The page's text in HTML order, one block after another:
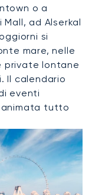
o a
ad Alserkal
si
mare, nelle
private lontane
Il calendario
eventi
animata tutto